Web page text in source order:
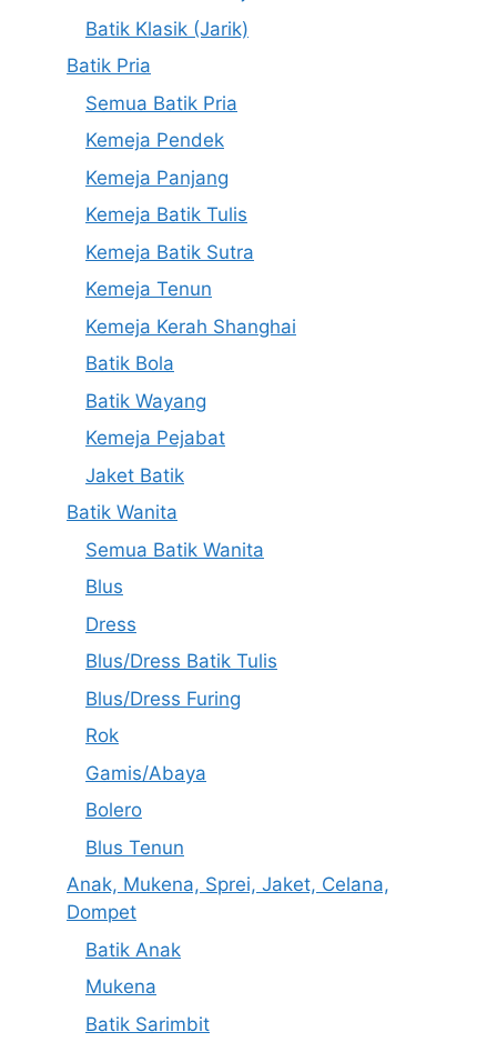
Batik Klasik (Jarik)
Batik Pria
Semua Batik Pria
Kemeja Pendek
Kemeja Panjang
Kemeja Batik Tulis
Kemeja Batik Sutra
Kemeja Tenun
Kemeja Kerah Shanghai
Batik Bola
Batik Wayang
Kemeja Pejabat
Jaket Batik
Batik Wanita
Semua Batik Wanita
Blus
Dress
Blus/Dress Batik Tulis
Blus/Dress Furing
Rok
Gamis/Abaya
Bolero
Blus Tenun
Anak, Mukena, Sprei, Jaket, Celana,
Dompet
Batik Anak
Mukena
Batik Sarimbit